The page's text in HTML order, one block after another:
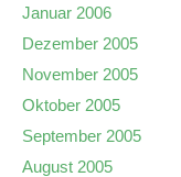
Januar 2006
Dezember 2005
November 2005
Oktober 2005
September 2005
August 2005